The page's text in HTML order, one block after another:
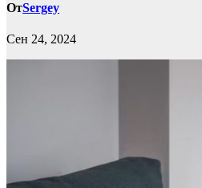
ОтSergey
Сен 24, 2024